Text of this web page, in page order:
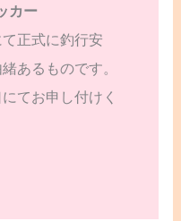
カー
正式に釣行安
あるものです。
てお申し付けく